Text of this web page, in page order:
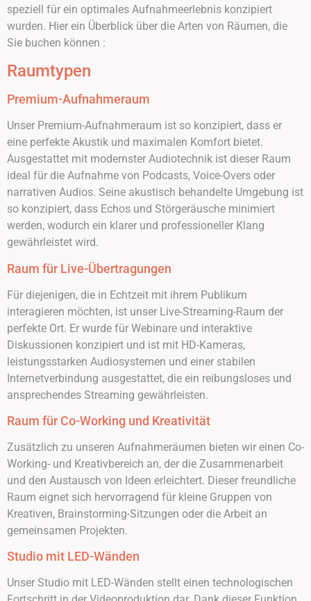
speziell für ein optimales Aufnahmeerlebnis konzipiert
wurden. Hier ein Überblick über die Arten von Räumen, die
Sie buchen können :
Raumtypen
Premium-Aufnahmeraum
Unser Premium-Aufnahmeraum ist so konzipiert, dass er
eine perfekte Akustik und maximalen Komfort bietet.
Ausgestattet mit modernster Audiotechnik ist dieser Raum
ideal für die Aufnahme von Podcasts, Voice-Overs oder
narrativen Audios. Seine akustisch behandelte Umgebung ist
so konzipiert, dass Echos und Störgeräusche minimiert
werden, wodurch ein klarer und professioneller Klang
gewährleistet wird.
Raum für Live-Übertragungen
Für diejenigen, die in Echtzeit mit ihrem Publikum
interagieren möchten, ist unser Live-Streaming-Raum der
perfekte Ort. Er wurde für Webinare und interaktive
Diskussionen konzipiert und ist mit HD-Kameras,
leistungsstarken Audiosystemen und einer stabilen
Internetverbindung ausgestattet, die ein reibungsloses und
ansprechendes Streaming gewährleisten.
Raum für Co-Working und Kreativität
Zusätzlich zu unseren Aufnahmeräumen bieten wir einen Co-
Working- und Kreativbereich an, der die Zusammenarbeit
und den Austausch von Ideen erleichtert. Dieser freundliche
Raum eignet sich hervorragend für kleine Gruppen von
Kreativen, Brainstorming-Sitzungen oder die Arbeit an
gemeinsamen Projekten.
Studio mit LED-Wänden
Unser Studio mit LED-Wänden stellt einen technologischen